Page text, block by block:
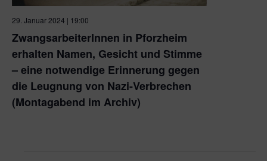
ZwangsarbeiterInnen in Pforzheim
erhalten Namen, Gesicht und Stimme
– eine notwendige Erinnerung gegen
die Leugnung von Nazi-Verbrechen
(Montagabend im Archiv)
29. Januar 2024 | 19:00